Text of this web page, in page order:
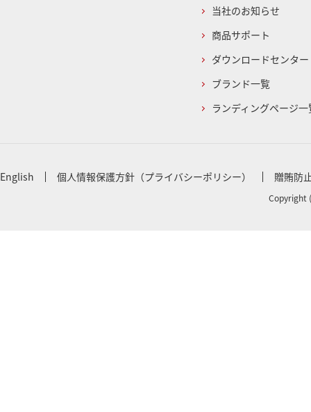
当社のお知らせ
商品サポート
ダウンロードセンター
ブランド一覧
ランディングページ一
English 個人情報保護方針（プライバシーポリシー） 贈賄防
Copyright